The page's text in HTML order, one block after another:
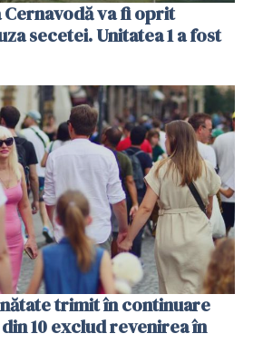
va fi oprit
secetei. Unitatea 1 a fost
trimit în continuare
10 exclud revenirea în